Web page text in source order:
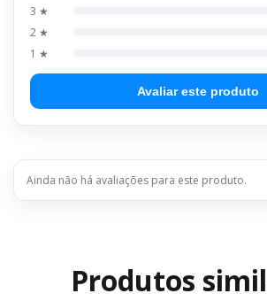
3 ★
2 ★
1 ★
Avaliar este produto
Ainda não há avaliações para este produto.
Produtos